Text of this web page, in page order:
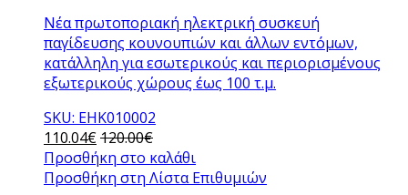
Νέα πρωτοποριακή ηλεκτρική συσκευή
παγίδευσης κουνουπιών και άλλων εντόμων,
κατάλληλη για εσωτερικούς και περιορισμένους
εξωτερικούς χώρους έως 100 τ.μ.
SKU: ΕΗΚ010002
110.04€120.00€
Προσθήκη στο καλάθι
Προσθήκη στη Λίστα Επιθυμιών